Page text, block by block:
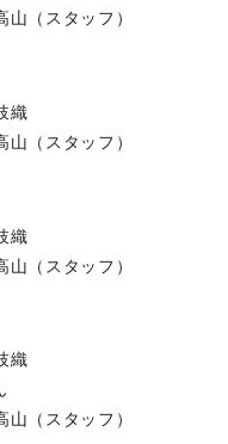
（スタッフ）
織
（スタッフ）
織
（スタッフ）
織
（スタッフ）